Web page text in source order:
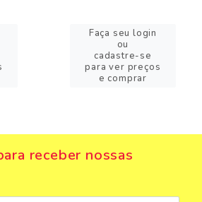
Faça seu login
ou
cadastre-se
para ver preços
e comprar
receber nossas